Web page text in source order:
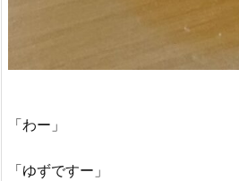
「わー」
「ゆずですー」